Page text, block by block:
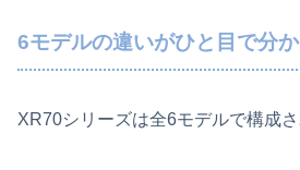
6モデルの違いがひと目で分
XR70シリーズは全6モデルで構成さ